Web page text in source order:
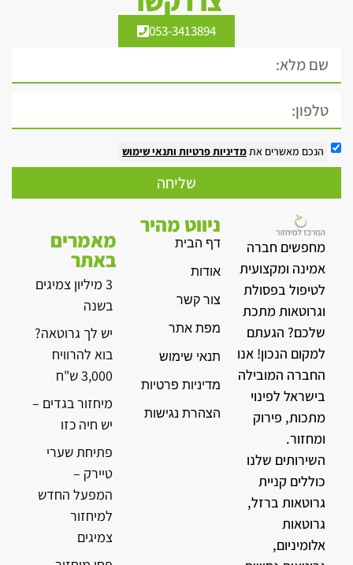
053-3413894
הנכם מאשרים אתמדיניות פרטיות ותנאי שימוש
שליחה
מחפשים חברה
אמינה ומקצועית
לטיפול בפסולת
וגרוטאות מתכת
שלכם? הגעתם
למקום הנכון! אנו
החברה המובילה
בישראל לפינוי
מתכות, פירוק
ומחזור.
השירותים שלנו
כוללים קניית
גרוטאות ברזל,
גרוטאות
אלומיניום,
ניווט מהיר
דף הבית
אודות
צור קשר
מפת אתר
תנאי שימוש
מדיניות פרטיות
הצהרת נגישות
מאמרים
באתר
3 מיליון צמיגים
בשנה
יש לך גרוטאה?
בוא להרוויח
3,000 ש"ח
מיחזור בגדים –
יש חיה כזו
פתיחת שערי
טיירק –
המפעל החדש
למיחזור
צמיגים